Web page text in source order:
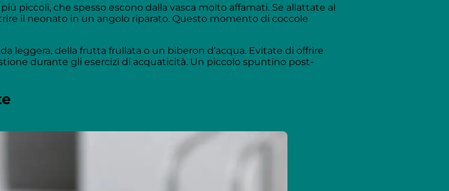
piccoli, che spesso escono dalla vasca molto affamati. Se allattate al
il neonato in un angolo riparato. Questo momento di coccole
leggera, della frutta frullata o un biberon d’acqua. Evitate di offrire
durante gli esercizi di acquaticità. Un piccolo spuntino post-